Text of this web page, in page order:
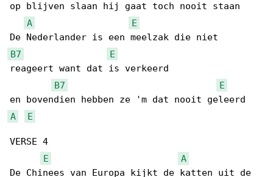
op blijven slaan hij gaat toch nooit staan
A
E
B7
E
reageert want dat is verkeerd
B7
E
A
E
VERSE 4
E
A